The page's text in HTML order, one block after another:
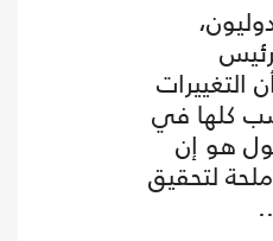
كلها في
هو إن
لتحقيق